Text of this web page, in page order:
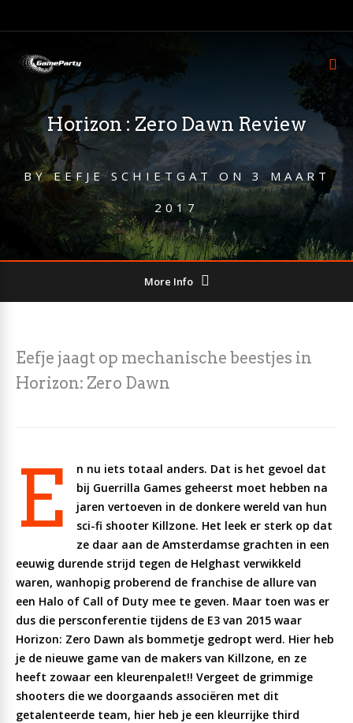
Horizon : Zero Dawn Review
BYEEFJE SCHIETGAT ON 3 MAART
2017
More Info
Eefje jaagt op mechanische beestjes in
Horizon: Zero Dawn
E
n nu iets totaal anders. Dat is het gevoel dat
bij Guerrilla Games geheerst moet hebben na
jaren vertoeven in de donkere wereld van hun
sci-fi shooter Killzone. Het leek er sterk op dat
ze daar aan de Amsterdamse grachten in een
eeuwig durende strijd tegen de Helghast verwikkeld
waren, wanhopig proberend de franchise de allure van
een Halo of Call of Duty mee te geven. Maar toen was er
dus die persconferentie tijdens de E3 van 2015 waar
Horizon: Zero Dawn als bommetje gedropt werd. Hier heb
je de nieuwe game van de makers van Killzone, en ze
heeft zowaar een kleurenpalet!! Vergeet de grimmige
shooters die we doorgaands associëren met dit
getalenteerde team, hier heb je een kleurrijke third